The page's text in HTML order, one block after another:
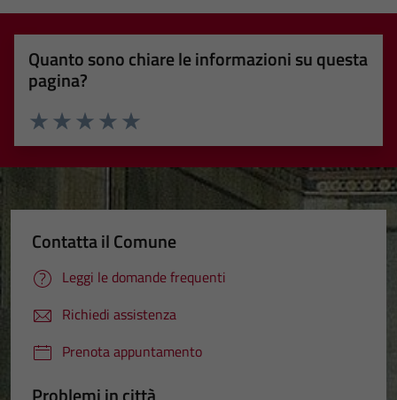
Quanto sono chiare le informazioni su questa
pagina?
Valuta 5 stelle su 5
Valuta 4 stelle su 5
Valuta 3 stelle su 5
Valuta 2 stelle su 5
Valuta 1 stelle su 5
Contatta il Comune
Leggi le domande frequenti
Richiedi assistenza
Prenota appuntamento